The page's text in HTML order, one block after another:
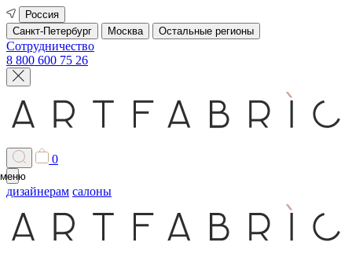
Россия
Санкт-Петербург
Москва Остальные регионы
Сотрудничество
8 800 600 75 26
0
меню
дизайнерам салоны